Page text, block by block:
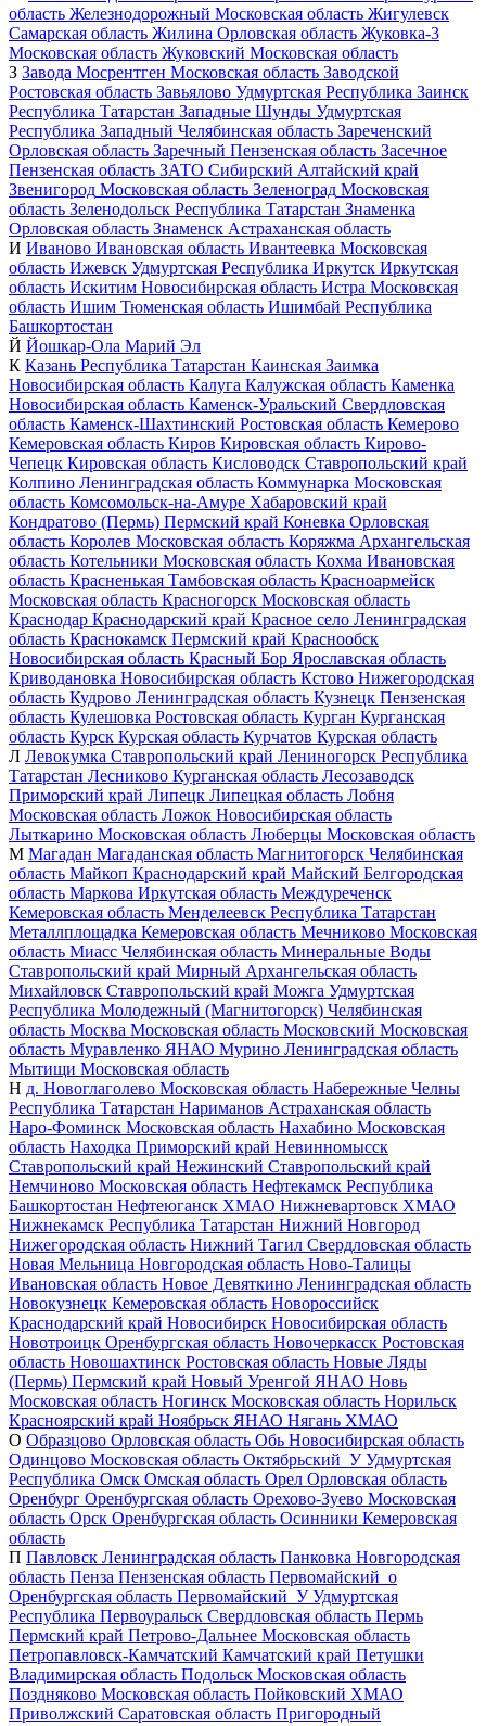
область Железнодорожный Московская область Жигулевск
Самарская область Жилина Орловская область Жуковка-3
Московская область Жуковский Московская область
З Завода Мосрентген Московская область Заводской
Ростовская область Завьялово Удмуртская Республика Заинск
Республика Татарстан Западные Шунды Удмуртская
Республика Западный Челябинская область Зареченский
Орловская область Заречный Пензенская область Засечное
Пензенская область ЗАТО Сибирский Алтайский край
Звенигород Московская область Зеленоград Московская
область Зеленодольск Республика Татарстан Знаменка
Орловская область Знаменск Астраханская область
И Иваново Ивановская область Ивантеевка Московская
область Ижевск Удмуртская Республика Иркутск Иркутская
область Искитим Новосибирская область Истра Московская
область Ишим Тюменская область Ишимбай Республика
Башкортостан
Й Йошкар-Ола Марий Эл
К Казань Республика Татарстан Каинская Заимка
Новосибирская область Калуга Калужская область Каменка
Новосибирская область Каменск-Уральский Свердловская
область Каменск-Шахтинский Ростовская область Кемерово
Кемеровская область Киров Кировская область Кирово-
Чепецк Кировская область Кисловодск Ставропольский край
Колпино Ленинградская область Коммунарка Московская
область Комсомольск-на-Амуре Хабаровский край
Кондратово (Пермь) Пермский край Коневка Орловская
область Королев Московская область Коряжма Архангельская
область Котельники Московская область Кохма Ивановская
область Красненькая Тамбовская область Красноармейск
Московская область Красногорск Московская область
Краснодар Краснодарский край Красное село Ленинградская
область Краснокамск Пермский край Краснообск
Новосибирская область Красный Бор Ярославская область
Криводановка Новосибирская область Кстово Нижегородская
область Кудрово Ленинградская область Кузнецк Пензенская
область Кулешовка Ростовская область Курган Курганская
область Курск Курская область Курчатов Курская область
Л Левокумка Ставропольский край Лениногорск Республика
Татарстан Лесниково Курганская область Лесозаводск
Приморский край Липецк Липецкая область Лобня
Московская область Ложок Новосибирская область
Лыткарино Московская область Люберцы Московская область
М Магадан Магаданская область Магнитогорск Челябинская
область Майкоп Краснодарский край Майский Белгородская
область Маркова Иркутская область Междуреченск
Кемеровская область Менделеевск Республика Татарстан
Металлплощадка Кемеровская область Мечниково Московская
область Миасс Челябинская область Минеральные Воды
Ставропольский край Мирный Архангельская область
Михайловск Ставропольский край Можга Удмуртская
Республика Молодежный (Магнитогорск) Челябинская
область Москва Московская область Московский Московская
область Муравленко ЯНАО Мурино Ленинградская область
Мытищи Московская область
Н д. Новоглаголево Московская область Набережные Челны
Республика Татарстан Нариманов Астраханская область
Наро-Фоминск Московская область Нахабино Московская
область Находка Приморский край Невинномысск
Ставропольский край Нежинский Ставропольский край
Немчиново Московская область Нефтекамск Республика
Башкортостан Нефтеюганск ХМАО Нижневартовск ХМАО
Нижнекамск Республика Татарстан Нижний Новгород
Нижегородская область Нижний Тагил Свердловская область
Новая Мельница Новгородская область Ново-Талицы
Ивановская область Новое Девяткино Ленинградская область
Новокузнецк Кемеровская область Новороссийск
Краснодарский край Новосибирск Новосибирская область
Новотроицк Оренбургская область Новочеркасск Ростовская
область Новошахтинск Ростовская область Новые Ляды
(Пермь) Пермский край Новый Уренгой ЯНАО Новь
Московская область Ногинск Московская область Норильск
Красноярский край Ноябрьск ЯНАО Нягань ХМАО
О Образцово Орловская область Обь Новосибирская область
Одинцово Московская область Октябрьский_У Удмуртская
Республика Омск Омская область Орел Орловская область
Оренбург Оренбургская область Орехово-Зуево Московская
область Орск Оренбургская область Осинники Кемеровская
область
П Павловск Ленинградская область Панковка Новгородская
область Пенза Пензенская область Первомайский_о
Оренбургская область Первомайский_У Удмуртская
Республика Первоуральск Свердловская область Пермь
Пермский край Петрово-Дальнее Московская область
Петропавловск-Камчатский Камчатский край Петушки
Владимирская область Подольск Московская область
Поздняково Московская область Пойковский ХМАО
Приволжский Саратовская область Пригородный